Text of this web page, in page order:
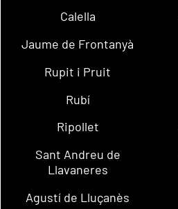
Calella
Jaume de Frontanyà
Rupit i Pruit
Rubí
Ripollet
Sant Andreu de
Llavaneres
Agustí de Lluçanès